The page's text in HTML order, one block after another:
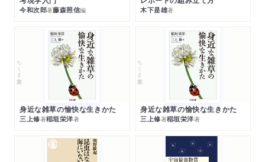
今和次郎著藤森照信編 木下是雄著
ちくま文庫
身近な雑草の愉快な生きかた
三上修著稲垣栄洋著
ちくま文庫
身近な雑草の愉快な生きかた
三上修著稲垣栄洋著